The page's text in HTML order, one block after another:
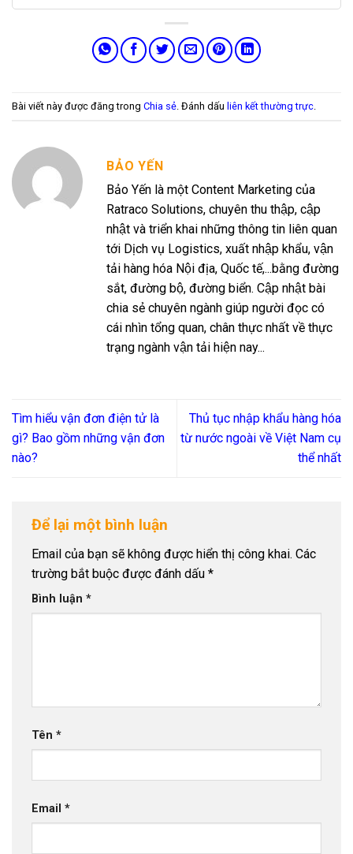
Bài viết này được đăng trong Chia sẻ . Đánh dấu liên kết thường trực
BẢO YẾN
Bảo Yến là một Content Marketing của
Ratraco Solutions, chuyên thu thập, cập
nhật và triển khai những thông tin liên quan
tới Dịch vụ Logistics, xuất nhập khẩu, vận
tải hàng hóa Nội địa, Quốc tế,...bằng đường
sắt, đường bộ, đường biển. Cập nhật bài
chia sẻ chuyên ngành giúp người đọc có
cái nhìn tổng quan, chân thực nhất về thực
trạng ngành vận tải hiện nay...
Tìm hiểu vận đơn điện tử là
gì? Bao gồm những vận đơn
nào?
Thủ tục nhập khẩu hàng hóa
từ nước ngoài về Việt Nam cụ
thể nhất
Để lại một bình luận
Email của bạn sẽ không được hiển thị công khai. Các
trường bắt buộc được đánh dấu *
Bình luận *
Tên *
Email *